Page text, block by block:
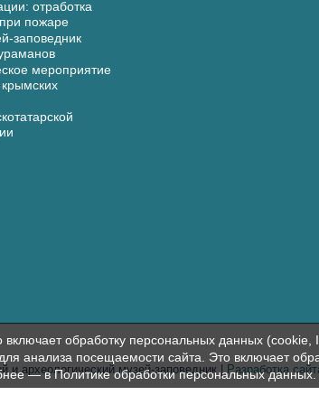
отработка
пожаре
заповедник
мероприятие
и археологический музей-заповедник |Разработка
обработку персональных данных (cookie,
анализа посещаемости сайта. Это включает
— вПолитике обработки персональных данных.